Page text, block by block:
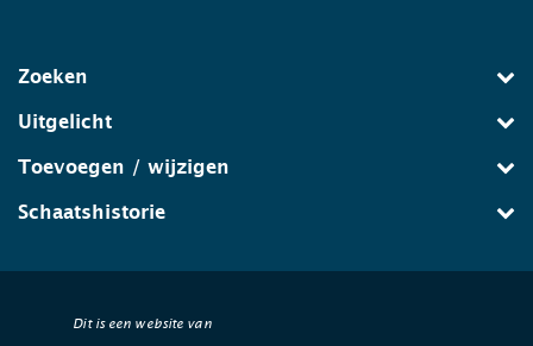
Zoeken
Uitgelicht
Toevoegen / wijzigen
Schaatshistorie
Dit is een website van